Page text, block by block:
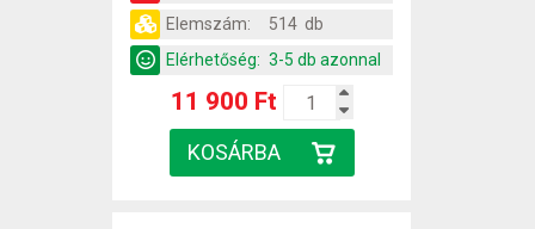
Elemszám:
514 db
Elérhetőség: 3-5 db azonnal
11 900 Ft